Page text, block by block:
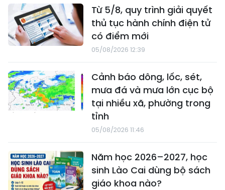
Từ 5/8, quy trình giải quyết
thủ tục hành chính điện tử
có điểm mới
05/08/2026 12:39
Cảnh báo dông, lốc, sét,
mưa đá và mưa lớn cục bộ
tại nhiều xã, phường trong
tỉnh
05/08/2026 11:46
Năm học 2026–2027, học
sinh Lào Cai dùng bộ sách
giáo khoa nào?